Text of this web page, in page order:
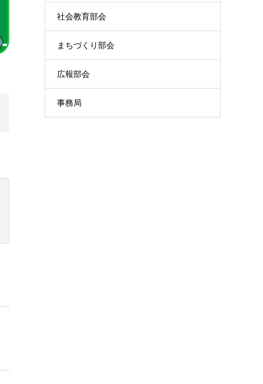
社会教育部会
まちづくり部会
広報部会
事務局